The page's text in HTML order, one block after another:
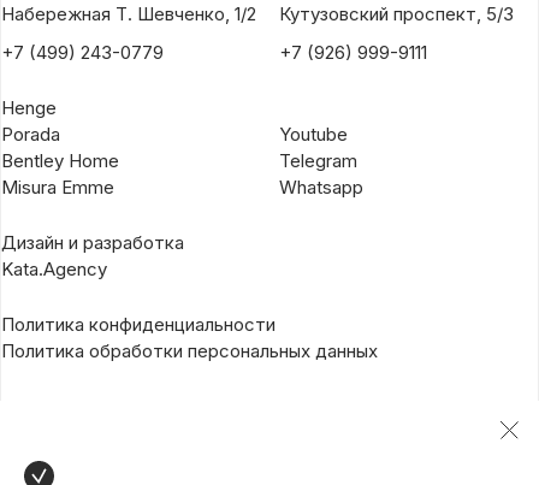
Набережная Т. Шевченко, 1/2
+7 (499) 243-0779
Кутузовский проспект, 5/3
+7 (926) 999-9111
Henge
Porada
Bentley Home
Misura Emme
Youtube
Telegram
Whatsapp
Дизайн и разработка
Kata.Agency
Политика конфиденциальности
Политика обработки персональных данных